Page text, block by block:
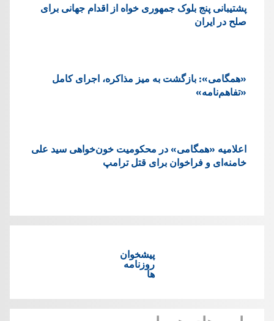
پشتيبانی پنج بلوک جمهوری خواه از اقدام جهانی برای
صلح در ایران
«همگامی»: بازگشت به میز مذاکره، اجرای کامل
«تفاهم‌نامه»
اعلامیه «همگامی» در محکومیت خون‌خواهی سید علی
خامنه‌ای و فراخوان برای قتل ترامپ
پیشخوان
روزنامه
ها